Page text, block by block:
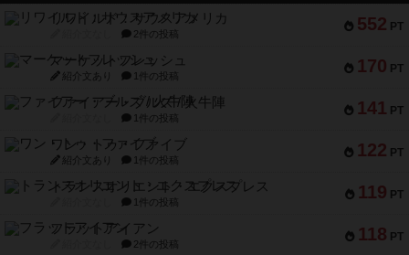
552 PT
リワイルド：サウスアメリカ
2件の投稿
170 PT
マーケットフレッシュ
紹介文あり 1件の投稿
141 PT
ファイアー・ブルズ / 火牛陣
1件の投稿
122 PT
ワン・トゥ・ファイブ
紹介文あり 1件の投稿
119 PT
トランスオリエント・エクスプレス
1件の投稿
118 PT
フラットアイアン
2件の投稿